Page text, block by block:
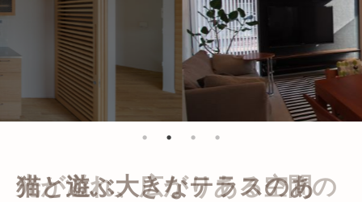
光が溢れ、広がりある空間の